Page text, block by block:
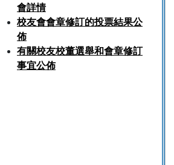
會詳情
校友會會章修訂的投票結果公
佈
有關校友校董選舉和會章修訂
事宜公佈